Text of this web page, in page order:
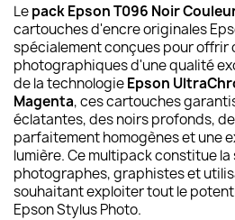
Lepack Epson T096 Noir
cartouches d'encre originales
spécialement conçues pour offrir
photographiques d'une qualité
de la technologieEpson
Magenta, ces cartouches
éclatantes, des noirs profonds,
parfaitement homogènes et une
lumière. Ce multipack constitue
photographes, graphistes et
souhaitant exploiter tout le
Epson Stylus Photo.